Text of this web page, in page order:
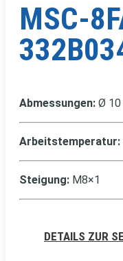
MSC-
Abmessungen: Ø 10
Arbeitstemperatur:
Steigung: M8×1
DETAILS ZUR